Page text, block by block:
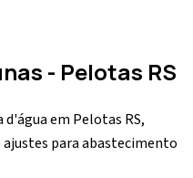
- Pelotas RS
em Pelotas RS,
para abastecimento